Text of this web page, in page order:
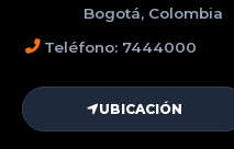
Bogotá, Colombia
Teléfono: 7444000
UBICACIÓN